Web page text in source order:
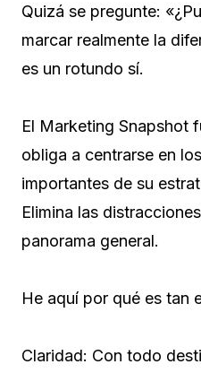
Quizá se pregunte:
marcar realmente la
es un rotundo sí.
El Marketing Snapshot
obliga a centrarse en
importantes de su
Elimina las
panorama general.
He aquí por qué es tan
Claridad: Con todo